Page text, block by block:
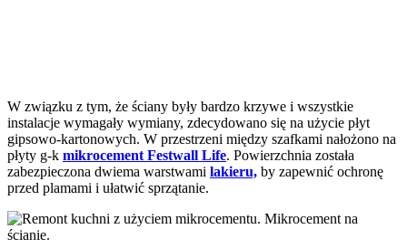
W związku z tym, że ściany były bardzo krzywe i wszystkie
instalacje wymagały wymiany, zdecydowano się na użycie płyt
gipsowo-kartonowych. W przestrzeni między szafkami nałożono na
płyty g-k mikrocement Festwall Life. Powierzchnia została
zabezpieczona dwiema warstwami lakieru, by zapewnić ochronę
przed plamami i ułatwić sprzątanie.